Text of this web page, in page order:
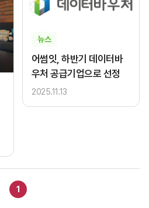
뉴스
어썸잇, 하반기 데이터바
우처 공급기업으로 선정
2025.11.13
1